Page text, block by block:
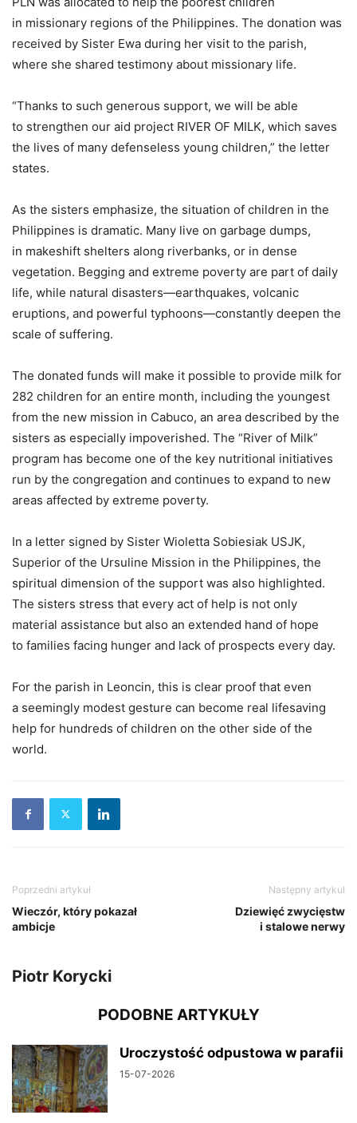
in missionary regions of the Philippines. The donation was
received by Sister Ewa during her visit to the parish,
where she shared testimony about missionary life.
“Thanks to such generous support, we will be able
to strengthen our aid project RIVER OF MILK, which saves
the lives of many defenseless young children,” the letter
states.
As the sisters emphasize, the situation of children in the
Philippines is dramatic. Many live on garbage dumps,
in makeshift shelters along riverbanks, or in dense
vegetation. Begging and extreme poverty are part of daily
life, while natural disasters—earthquakes, volcanic
eruptions, and powerful typhoons—constantly deepen the
scale of suffering.
The donated funds will make it possible to provide milk for
282 children for an entire month, including the youngest
from the new mission in Cabuco, an area described by the
sisters as especially impoverished. The “River of Milk”
program has become one of the key nutritional initiatives
run by the congregation and continues to expand to new
areas affected by extreme poverty.
In a letter signed by Sister Wioletta Sobiesiak USJK,
Superior of the Ursuline Mission in the Philippines, the
spiritual dimension of the support was also highlighted.
The sisters stress that every act of help is not only
material assistance but also an extended hand of hope
to families facing hunger and lack of prospects every day.
For the parish in Leoncin, this is clear proof that even
a seemingly modest gesture can become real lifesaving
help for hundreds of children on the other side of the
world.
Poprzedni artykuł
Wieczór, który pokazał
ambicje
Następny artykuł
Dziewięć zwycięstw
i stalowe nerwy
Piotr Korycki
PODOBNE ARTYKUŁY
Uroczystość odpustowa w parafii
15-07-2026